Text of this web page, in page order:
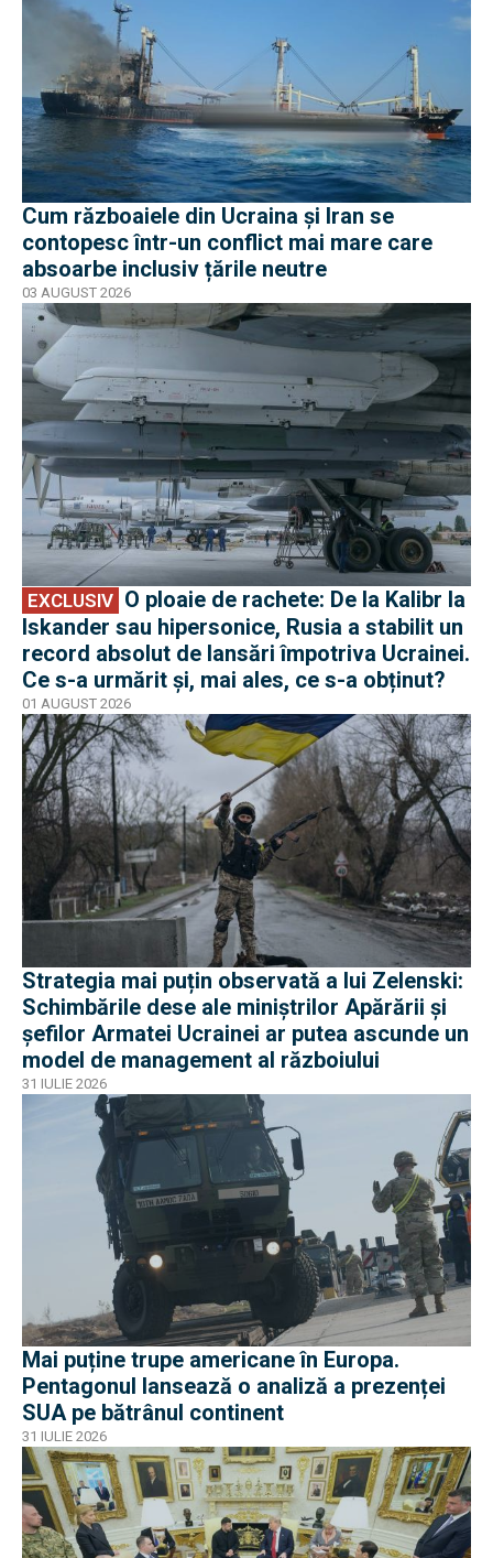
Cum războaiele din Ucraina și Iran se
contopesc într-un conflict mai mare care
absoarbe inclusiv țările neutre
03 AUGUST 2026
EXCLUSIV
EXCLUSIV
Iskander sau hipersonice, Rusia a stabilit un
record absolut de lansări împotriva Ucrainei.
Ce s-a urmărit și, mai ales, ce s-a obținut?
01 AUGUST 2026
Strategia mai puțin observată a lui Zelenski:
Schimbările dese ale miniștrilor Apărării și
șefilor Armatei Ucrainei ar putea ascunde un
model de management al războiului
31 IULIE 2026
Mai puține trupe americane în Europa.
Pentagonul lansează o analiză a prezenței
SUA pe bătrânul continent
31 IULIE 2026